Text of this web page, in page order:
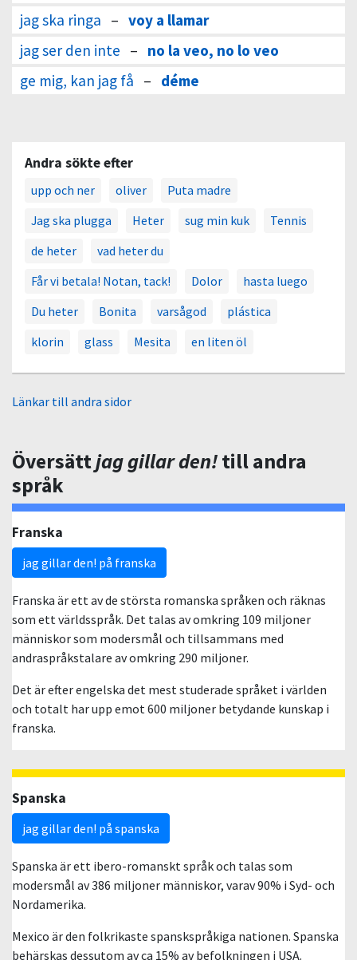
jag ska ringa – voy a llamar
jag ser den inte – no la veo, no lo veo
ge mig, kan jag få – déme
Andra sökte efter
upp och ner oliver
Puta madre
Jag ska plugga
Heter sug min kuk
Tennis
de heter
vad heter du
Får vi betala! Notan, tack!
Dolor
hasta luego
Du heter
Bonita varsågod
plástica
klorin
glass Mesita en liten öl
Länkar till andra sidor
Översättjag gillar den!till andra
språk
Franska
jag gillar den! på franska
Franska är ett av de största romanska språken och räknas
som ett världsspråk. Det talas av omkring 109 miljoner
människor som modersmål och tillsammans med
andraspråkstalare av omkring 290 miljoner.
Det är efter engelska det mest studerade språket i världen
och totalt har upp emot 600 miljoner betydande kunskap i
franska.
Spanska
jag gillar den! på spanska
Spanska är ett ibero-romanskt språk och talas som
modersmål av 386 miljoner människor, varav 90% i Syd- och
Nordamerika.
Mexico är den folkrikaste spanskspråkiga nationen. Spanska
behärskas dessutom av ca 15% av befolkningen i USA.